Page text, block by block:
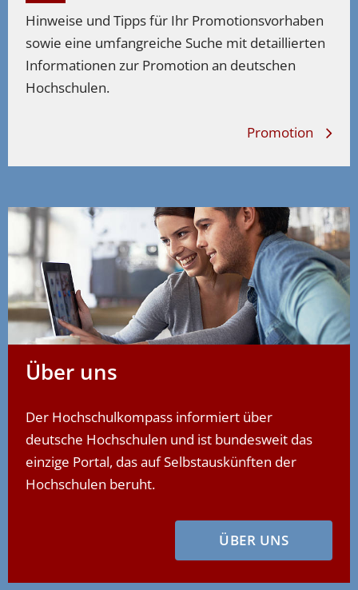
Hinweise und Tipps für Ihr Promotionsvorhaben
sowie eine umfangreiche Suche mit detaillierten
Informationen zur Promotion an deutschen
Hochschulen.
Promotion
Über uns
Der Hochschulkompass informiert über
deutsche Hochschulen und ist bundesweit das
einzige Portal, das auf Selbstauskünften der
Hochschulen beruht.
ÜBER UNS